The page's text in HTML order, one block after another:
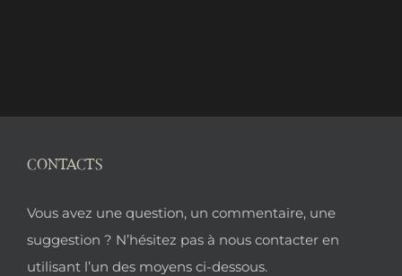
Pied
de
CONTACTS
Vous avez une question, un commentaire, une
suggestion ? N’hésitez pas à nous contacter en
utilisant l’un des moyens ci-dessous.